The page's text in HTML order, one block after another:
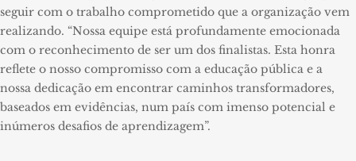
seguir com o trabalho comprometido que a organização vem
realizando. “Nossa equipe está profundamente emocionada
com o reconhecimento de ser um dos finalistas. Esta honra
reflete o nosso compromisso com a educação pública e a
nossa dedicação em encontrar caminhos transformadores,
baseados em evidências, num país com imenso potencial e
inúmeros desafios de aprendizagem”.